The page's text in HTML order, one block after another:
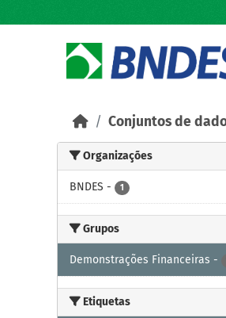
Conjuntos de
Organizações
BNDES - 1
Grupos
Demonstrações Financeiras -
Etiquetas